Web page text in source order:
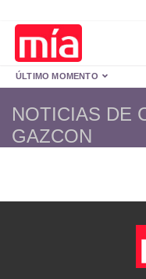
ÚLTIMO MOMENTO
NOTICIAS DE
GAZCON